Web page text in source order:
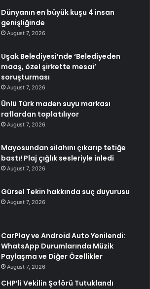
Dünyanın en büyük kuşu 4 insan
genişliğinde
August 7, 2026
Uşak Belediyesi’nde ‘Belediyeden
maaş, özel şirkette mesai’
soruşturması
August 7, 2026
Ünlü Türk maden suyu markası
raflardan toplatılıyor
August 7, 2026
Mayosundan silahını çıkarıp tetiğe
bastı! Plaj çığlık sesleriyle inledi
August 7, 2026
Gürsel Tekin hakkında suç duyurusu
August 7, 2026
CarPlay ve Android Auto Yenilendi:
WhatsApp Durumlarında Müzik
Paylaşma ve Diğer Özellikler
August 7, 2026
CHP’li Vekilin Şoförü Tutuklandı